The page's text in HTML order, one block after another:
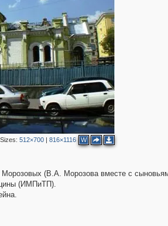
Sizes: 512×700| 816×1116 W
Морозовых (В.А. Морозова вместе с
(ИМПиТП).